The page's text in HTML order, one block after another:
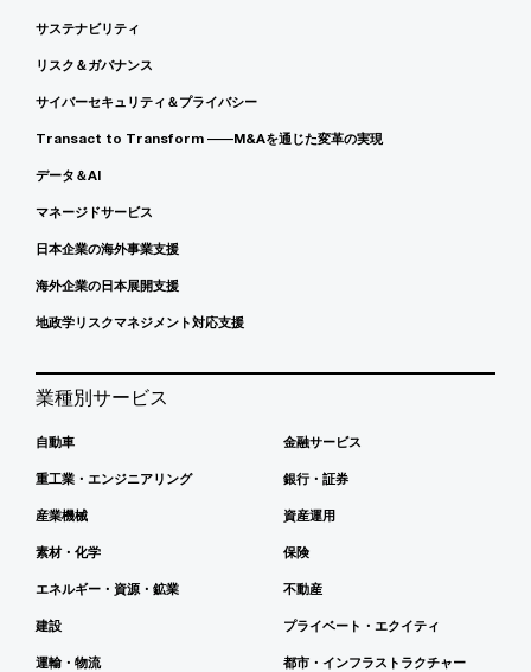
サステナビリティ
リスク＆ガバナンス
サイバーセキュリティ＆プライバシー
Transact to Transform ――M&Aを通じた変革の実現
データ＆AI
マネージドサービス
日本企業の海外事業支援
海外企業の日本展開支援
地政学リスクマネジメント対応支援
業種別サービス
自動車
重工業・エンジニアリング
産業機械
素材・化学
エネルギー・資源・鉱業
建設
運輸・物流
金融サービス
銀行・証券
資産運用
保険
不動産
プライベート・エクイティ
都市・インフラストラクチャー